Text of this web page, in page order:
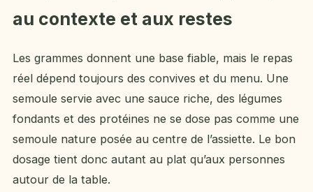
au contexte et aux restes
Les grammes donnent une base fiable, mais le repas
réel dépend toujours des convives et du menu. Une
semoule servie avec une sauce riche, des légumes
fondants et des protéines ne se dose pas comme une
semoule nature posée au centre de l’assiette. Le bon
dosage tient donc autant au plat qu’aux personnes
autour de la table.